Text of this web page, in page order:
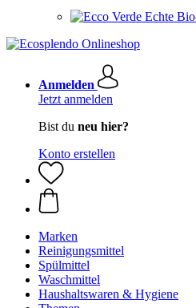
Echte
Anmelden
Jetzt anmelden
Bist du neu hier?
Konto erstellen
Marken
Reinigungsmittel
Spülmittel
Waschmittel
Haushaltswaren & Hygiene